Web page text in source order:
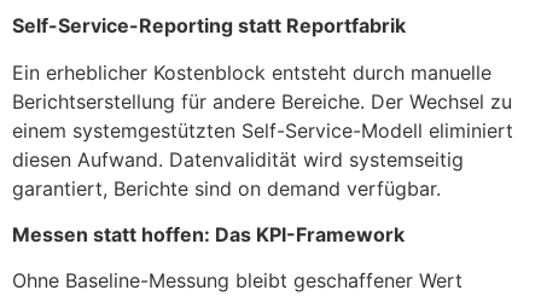
Self-Service-Reporting statt Reportfabrik
Ein erheblicher Kostenblock entsteht durch manuelle
Berichtserstellung für andere Bereiche. Der Wechsel zu
einem systemgestützten Self-Service-Modell eliminiert
diesen Aufwand. Datenvalidität wird systemseitig
garantiert, Berichte sind on demand verfügbar.
Messen statt hoffen: Das KPI-Framework
Ohne Baseline-Messung bleibt geschaffener Wert